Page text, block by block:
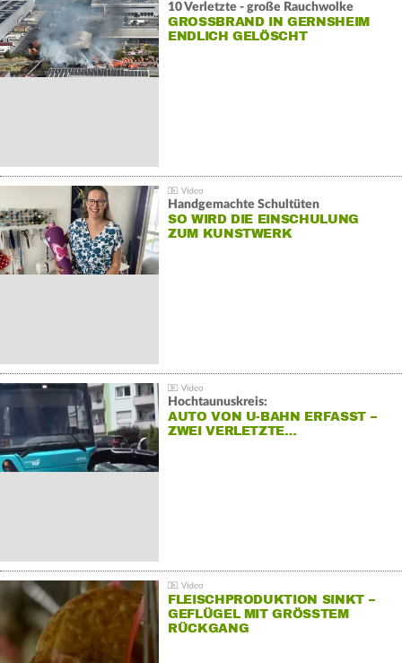
10 Verletzte - große Rauchwolke
GROSSBRAND IN GERNSHEIM E
NDLICH GELÖSCHT
Handgemachte Schultüten
SO WIRD DIE EINSCHULUNG
ZUM KUNSTWERK
Hochtaunuskreis:
AUTO VON U-BAHN ERFASST –
ZWEI VERLETZTE…
FLEISCHPRODUKTION SINKT –
GEFLÜGEL MIT GRÖSSTEM R
ÜCKGANG